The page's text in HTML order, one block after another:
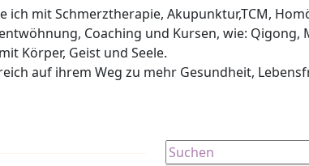
mit Schmerztherapie, Akupunktur,TCM,
Coaching und Kursen, wie:
Körper, Geist und Seele.
auf ihrem Weg zu mehr Gesundheit,